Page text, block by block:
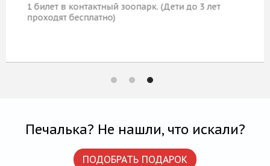
1 билет в контактный зоопарк. (Дети до 3 лет
проходят бесплатно)
Печалька? Не нашли, что искали?
ПОДОБРАТЬ ПОДАРОК